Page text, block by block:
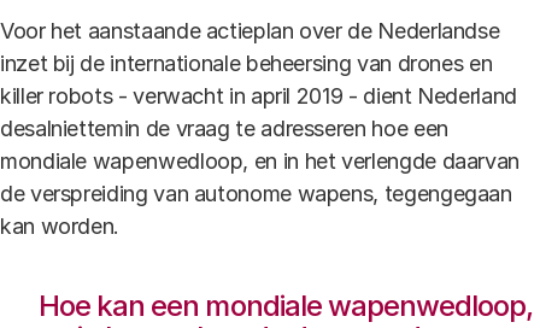
Voor het aanstaande actieplan over de Nederlandse
inzet bij de internationale beheersing van drones en
killer robots - verwacht in april 2019 - dient Nederland
desalniettemin de vraag te adresseren hoe een
mondiale wapenwedloop, en in het verlengde daarvan
de verspreiding van autonome wapens, tegengegaan
kan worden.
Hoe kan een mondiale wapenwedloop,